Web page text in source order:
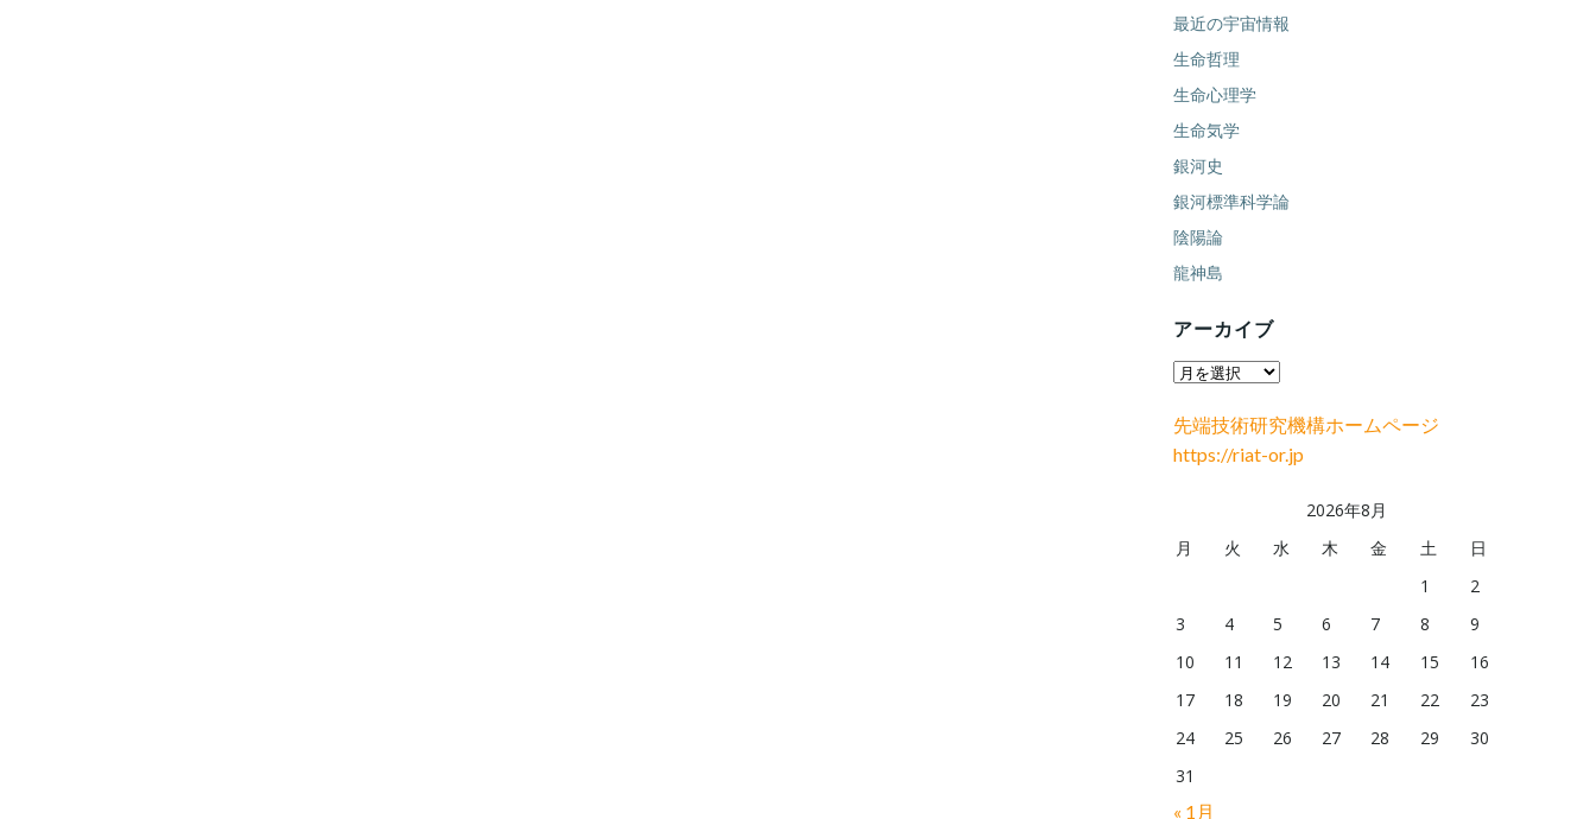
最近の宇宙情報
生命哲理
生命心理学
生命気学
銀河史
銀河標準科学論
陰陽論
龍神島
アーカイブ
ア
カ
イ
先端技術研究機構ホームページ
https://riat-or.jp
2026年8月
月
火 水 木 金 土
日
1
2
3
4 5 6 7 8
9
10
11 12 13 14 15
16
17
18 19 20 21 22
23
24
25 26 27 28 29
30
31
« 1月